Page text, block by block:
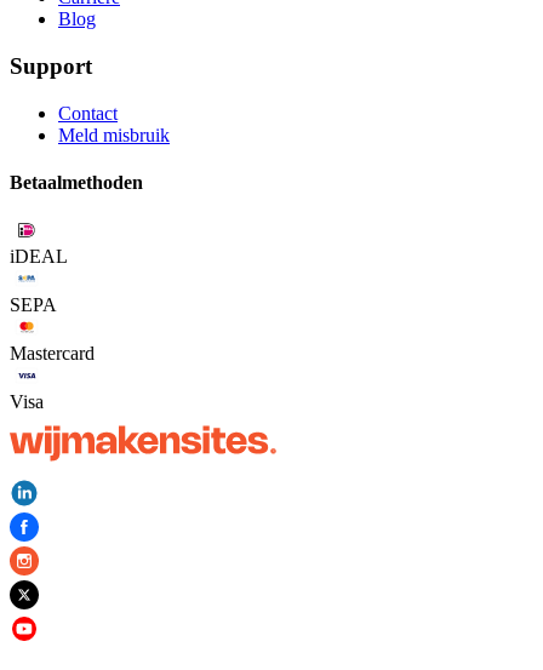
Blog
Support
Contact
Meld misbruik
Betaalmethoden
iDEAL
SEPA
Mastercard
Visa